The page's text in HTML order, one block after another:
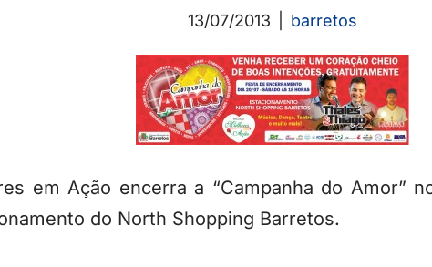
13/07/2013 barretos
em Ação encerra a “Campanha do Amor”
do North Shopping Barretos.